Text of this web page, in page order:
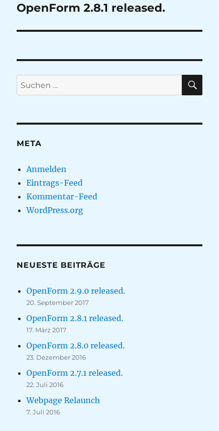
Nächster
OpenForm 2.8.1 released.
Suchen
nach:
META
Anmelden
Eintrags-Feed
Kommentar-Feed
WordPress.org
NEUESTE BEITRÄGE
OpenForm 2.9.0 released.
20. September 2017
OpenForm 2.8.1 released.
17. März 2017
OpenForm 2.8.0 released.
23. Dezember 2016
OpenForm 2.7.1 released.
22. Juli 2016
Webpage Relaunch
7. Juli 2016